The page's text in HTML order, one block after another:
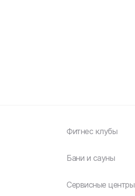
Фитнес клубы
Бани и сауны
Сервисные центры